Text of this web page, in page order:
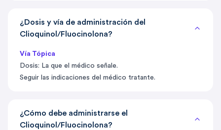
¿Dosis y vía de administración del
Clioquinol/Fluocinolona?
Vía Tópica
Dosis: La que el médico señale.
Seguir las indicaciones del médico tratante.
¿Cómo debe administrarse el
Clioquinol/Fluocinolona?